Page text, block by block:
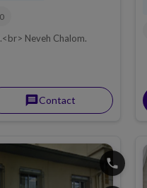
Neveh Chalom.
messageContact
phone